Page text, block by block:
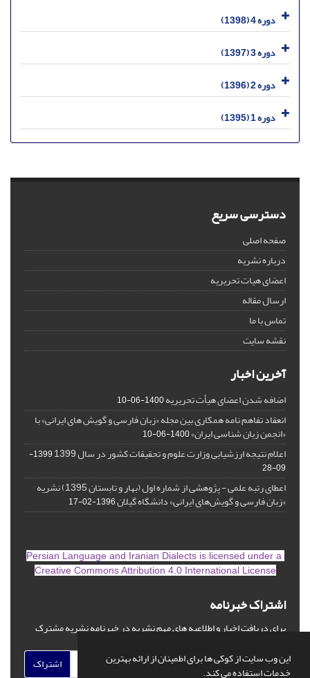
این وب سایت از کوکی ها برای اطمینان از ارائه بهترین
خدمات استفاده می کند.
دوره 4 (1398)
دوره 3 (1397)
دوره 2 (1396)
دوره 1 (1395)
دسترسی سریع
صفحه اصلی
درباره نشریه
اعضای هیات تحریریه
ارسال مقاله
تماس با ما
نقشه سایت
آخرین اخبار
اضافه شدن اعضای هیأت تحریریه1400-06-10
انعقاد تفاهم نامه همکاری بین مجله «زبان فارسی و گویش های ایرانی» با
«انجمن زبان شناسی ایران»1400-06-10
اعلام نتیجه ارزشیابی وزارت علوم و تحقیقات کشور در سال 1399
1399-
09-28
اعطای رتبه علمی - پژوهشی از شماره اول (بهار و تابستان 1395) نشریه
«زبان فارسی و گویش‌های ایرانی» دانشگاه گیلان1396-02-17
is licensed under a
Creative Commons Attribution 4.0 International License
اشتراک خبرنامه
برای دریافت اخبار و اطلاعیه های مهم نشریه در خبرنامه نشریه مشترک
اشتراک